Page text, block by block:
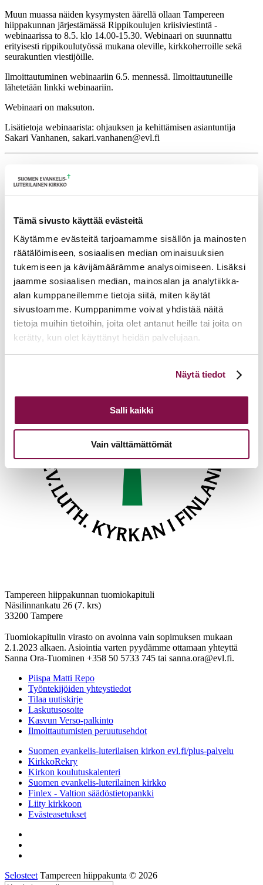
Tämä sivusto käyttää evästeitä
Käytämme evästeitä tarjoamamme sisällön ja mainosten
räätälöimiseen, sosiaalisen median ominaisuuksien
tukemiseen ja kävijämäärämme analysoimiseen. Lisäksi
jaamme sosiaalisen median, mainosalan ja analytiikka-
alan kumppaneillemme tietoja siitä, miten käytät
sivustoamme. Kumppanimme voivat yhdistää näitä
tietoja muihin tietoihin, joita olet antanut heille tai joita on
kerätty, kun olet käyttänyt heidän palvelujaan.
linkistä.
Näytä tiedot
Salli kaikki
Vain välttämättömät
Muun muassa näiden kysymysten äärellä ollaan Tampereen
hiippakunnan järjestämässä Rippikoulujen kriisiviestintä -
webinaarissa to 8.5. klo 14.00-15.30. Webinaari on suunnattu
erityisesti rippikoulutyössä mukana oleville, kirkkoherroille sekä
seurakuntien viestijöille.
Ilmoittautuminen webinaariin 6.5. mennessä. Ilmoittautuneille
lähetetään linkki webinaariin.
Webinaari on maksuton.
Lisätietoja webinaarista: ohjauksen ja kehittämisen asiantuntija
Sakari Vanhanen, sakari.vanhanen@evl.fi
Lisätietoja
sakari.vanhanen@evl.fi
Tulevia tapahtumia
Tuomiokapitulin istunto
19.08.2026
Ikkunoita kristilliseen spiritualiteettiin: Matkakumppanuuden päivä
runojen, taiteen ja luonnon äärellä
25.08.2026
Toimistoväen verkostotapaaminen 08.09.2026
Takaisin tapahtumiin
Tampereen hiippakunnan tuomiokapituli
Näsilinnankatu 26 (7. krs)
33200 Tampere
Tuomiokapitulin virasto on avoinna vain sopimuksen mukaan
2.1.2023 alkaen. Asiointia varten pyydämme ottamaan yhteyttä
Sanna Ora-Tuominen +358 50 5733 745 tai sanna.ora@evl.fi.
Piispa Matti Repo
Työntekijöiden yhteystiedot
Tilaa uutiskirje
Laskutusosoite
Kasvun Verso-palkinto
Ilmoittautumisten peruutusehdot
Suomen evankelis-luterilaisen kirkon evl.fi/plus-palvelu
KirkkoRekry
Kirkon koulutuskalenteri
Suomen evankelis-luterilainen kirkko
Finlex - Valtion säädöstietopankki
Liity kirkkoon
Evästeasetukset
Selosteet Tampereen hiippakunta © 2026